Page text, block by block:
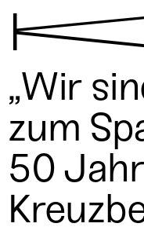
„Wir
zum
50